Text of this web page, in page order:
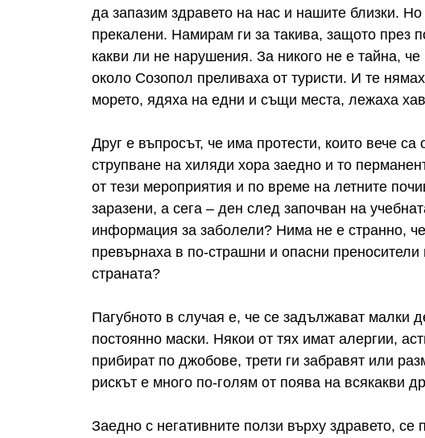
да запазим здравето на нас и нашите близки.
прекалени. Намирам ги за такива, защото през
какви ли не нарушения. За никого не е тайна,
около Созопол преливаха от туристи. И те
морето, ядяха на едни и същи места, лежаха
Друг е въпросът, че има протести, които вече
струпване на хиляди хора заедно и то
от тези мероприятия и по време на летните
заразени, а сега – ден след започван на
информация за заболели? Нима не е странно,
превърнаха в по-страшни и опасни преносители
страната?
Пагубното в случая е, че се задължават малки
постоянно маски. Някои от тях имат алергии,
прибират по джобове, трети ги забравят или
рискът е много по-голям от поява на всякакви
Заедно с негативните ползи върху здравето, се